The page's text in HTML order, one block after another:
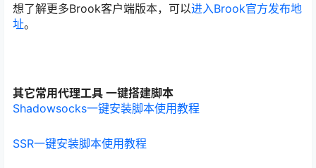
想了解更多Brook客户端版本，可以进入Brook官方发布地
址。
其它常用代理工具 一键搭建脚本
Shadowsocks一键安装脚本使用教程
SSR一键安装脚本使用教程